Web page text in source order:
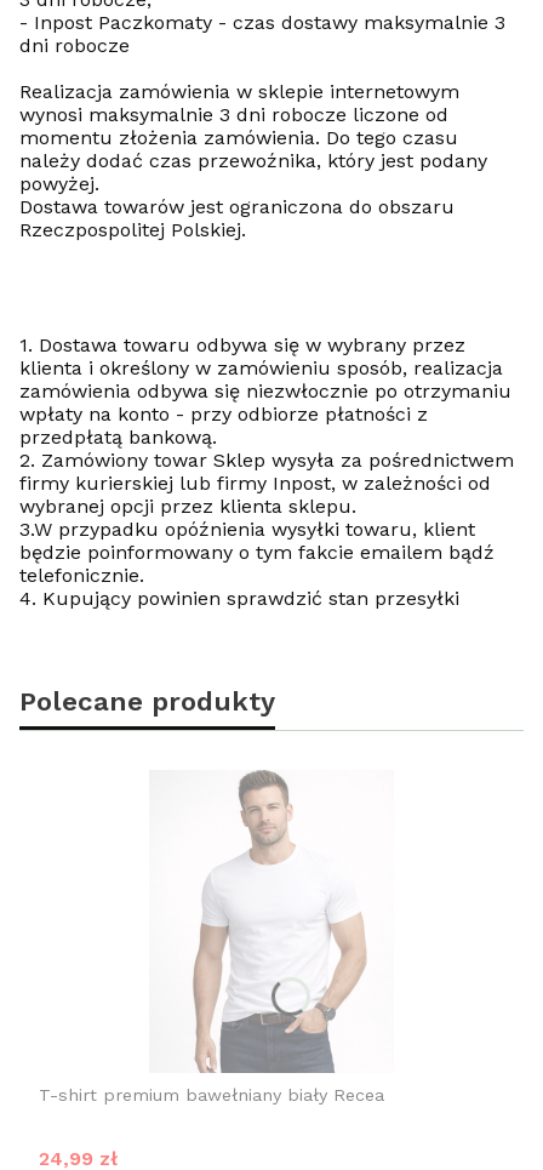
- Inpost Paczkomaty - czas dostawy maksymalnie 3
dni robocze
Realizacja zamówienia w sklepie internetowym
wynosi maksymalnie 3 dni robocze liczone od
momentu złożenia zamówienia. Do tego czasu
należy dodać czas przewoźnika, który jest podany
powyżej.
Dostawa towarów jest ograniczona do obszaru
Rzeczpospolitej Polskiej.
1. Dostawa towaru odbywa się w wybrany przez
klienta i określony w zamówieniu sposób, realizacja
zamówienia odbywa się niezwłocznie po otrzymaniu
wpłaty na konto - przy odbiorze płatności z
przedpłatą bankową.
2. Zamówiony towar Sklep wysyła za pośrednictwem
firmy kurierskiej lub firmy Inpost, w zależności od
wybranej opcji przez klienta sklepu.
3.W przypadku opóźnienia wysyłki towaru, klient
będzie poinformowany o tym fakcie emailem bądź
telefonicznie.
4. Kupujący powinien sprawdzić stan przesyłki
Polecane produkty
T-shirt premium bawełniany biały Recea
Cena promocyjna
24,99 zł